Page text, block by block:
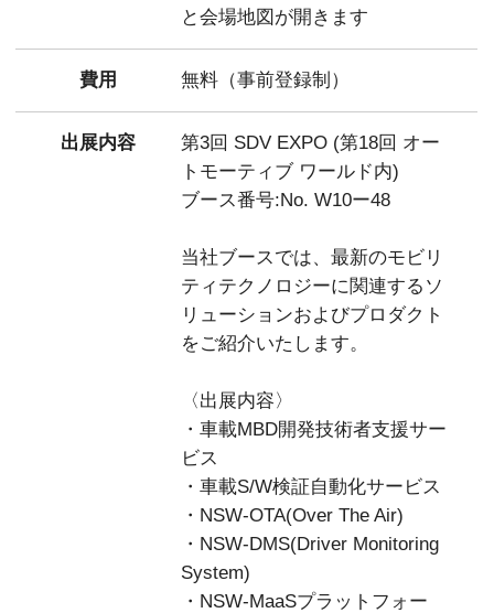
と会場地図が開きます
費用 無料（事前登録制）
出展内容
第3回 SDV EXPO (第18回 オー
トモーティブ ワールド内)
ブース番号:No. W10ー48
当社ブースでは、最新のモビリ
ティテクノロジーに関連するソ
リューションおよびプロダクト
をご紹介いたします。
〈出展内容〉
・車載MBD開発技術者支援サー
ビス
・車載S/W検証自動化サービス
・NSW-OTA(Over The Air)
・NSW-DMS(Driver Monitoring
System)
・NSW-MaaSプラットフォー